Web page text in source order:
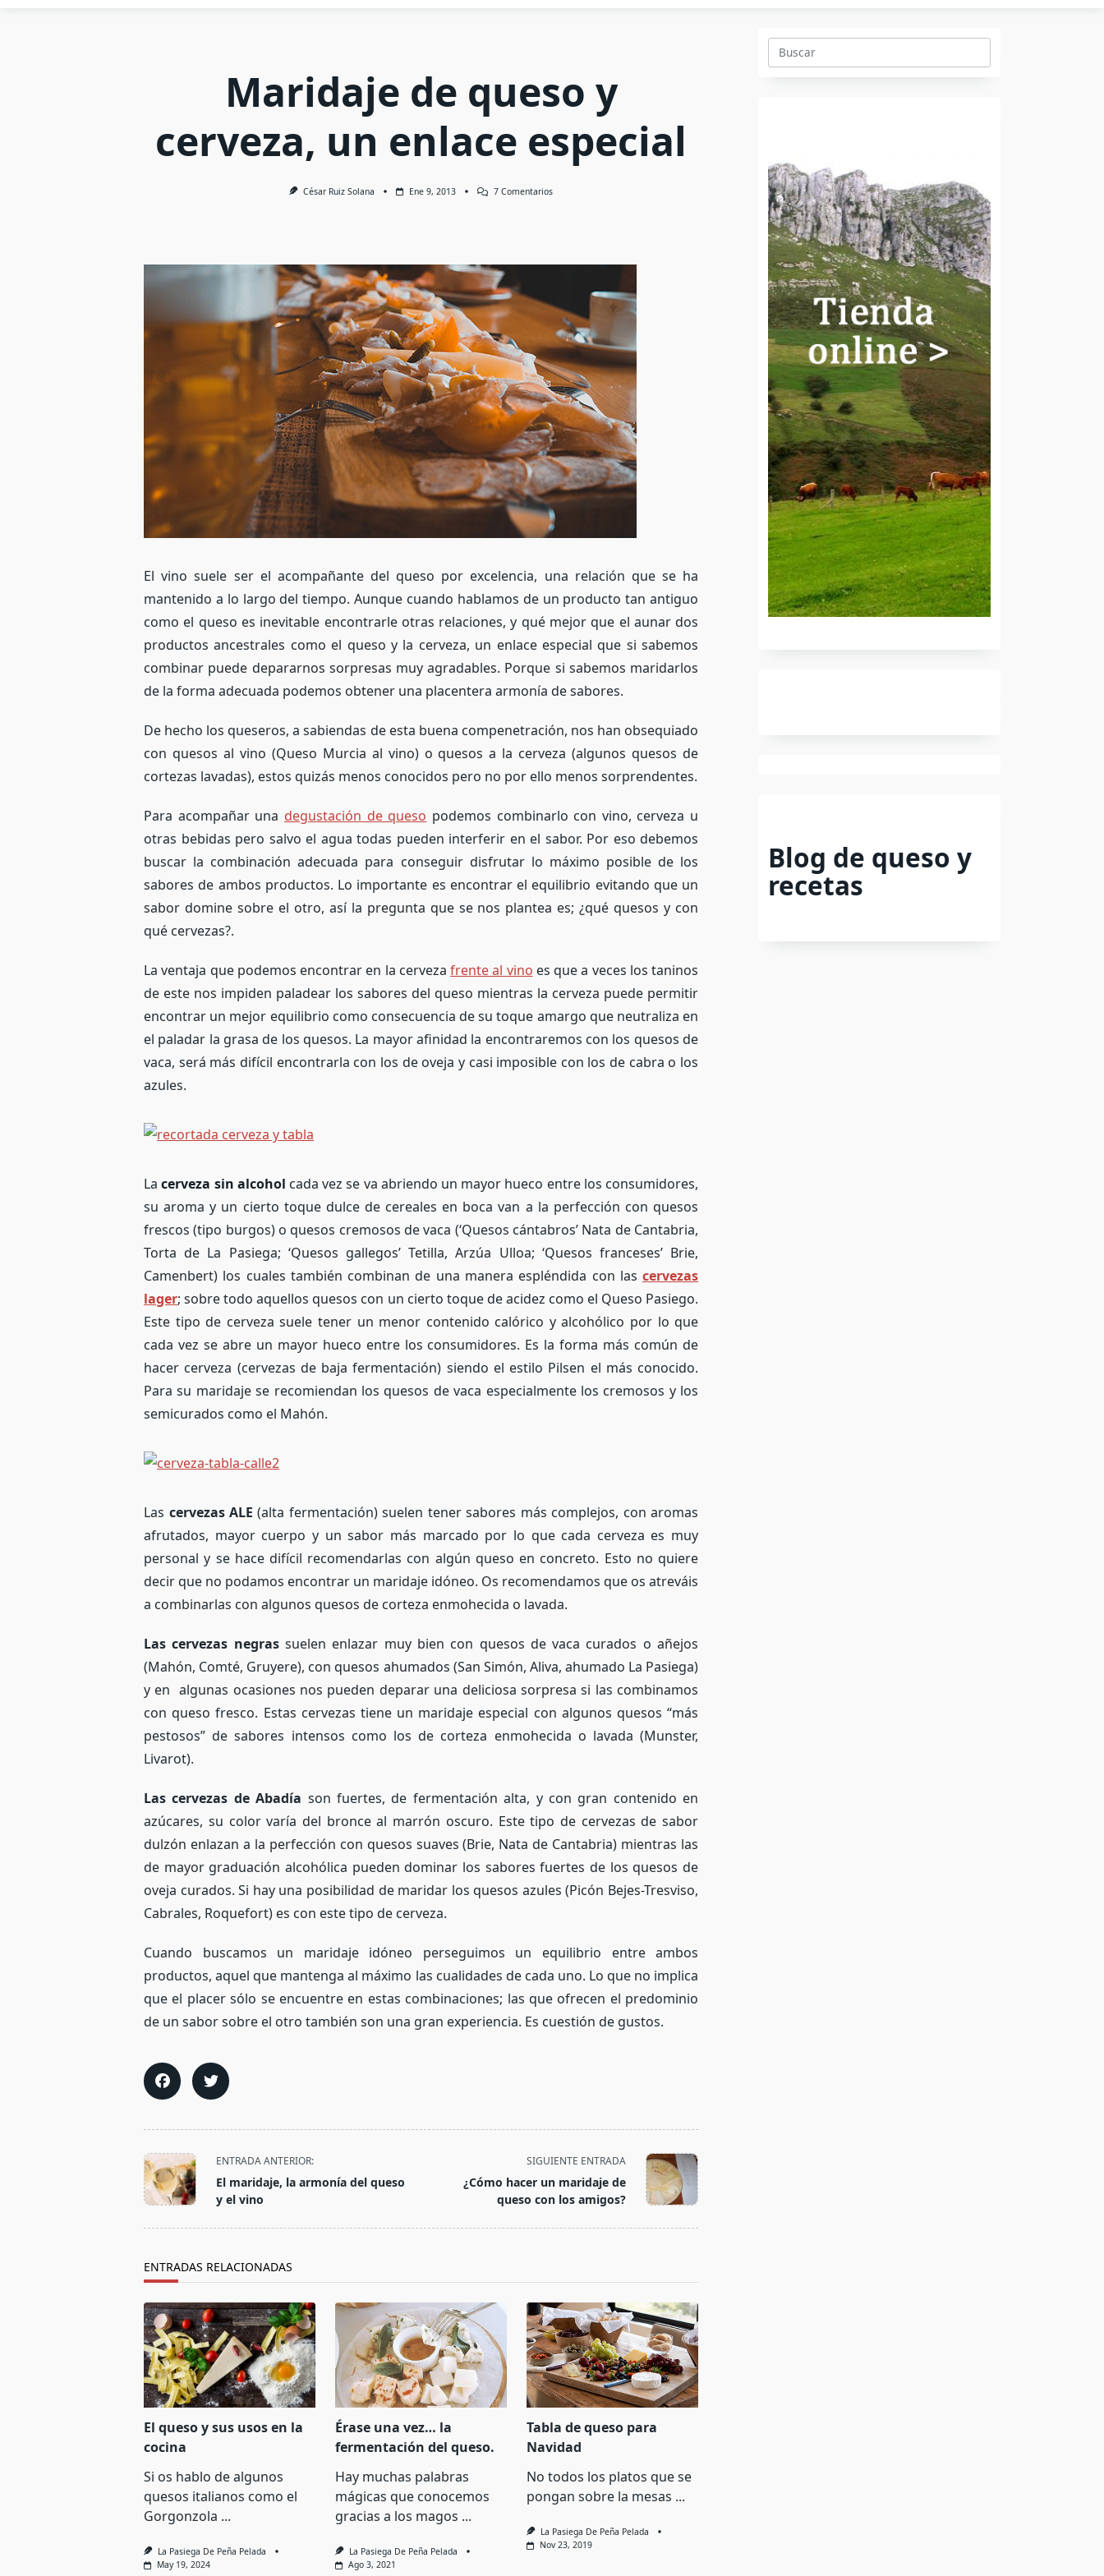
Maridaje de queso y
cerveza, un enlace especial
César Ruiz Solana Ene 9, 2013 7 ComentariosEn
Un
El vino suele ser el acompañante del queso por excelencia, una relación que se ha
mantenido a lo largo del tiempo. Aunque cuando hablamos de un producto tan antiguo
como el queso es inevitable encontrarle otras relaciones, y qué mejor que el aunar dos
productos ancestrales como el queso y la cerveza, un enlace especial que si sabemos
combinar puede depararnos sorpresas muy agradables. Porque si sabemos maridarlos
de la forma adecuada podemos obtener una placentera armonía de sabores.
De hecho los queseros, a sabiendas de esta buena compenetración, nos han obsequiado
con quesos al vino (Queso Murcia al vino) o quesos a la cerveza (algunos quesos de
cortezas lavadas), estos quizás menos conocidos pero no por ello menos sorprendentes.
Para acompañar una degustación de queso podemos combinarlo con vino, cerveza u
otras bebidas pero salvo el agua todas pueden interferir en el sabor. Por eso debemos
buscar la combinación adecuada para conseguir disfrutar lo máximo posible de los
sabores de ambos productos. Lo importante es encontrar el equilibrio evitando que un
sabor domine sobre el otro, así la pregunta que se nos plantea es; ¿qué quesos y con
qué cervezas?.
La ventaja que podemos encontrar en la cervezafrente al vino es que a veces los taninos
de este nos impiden paladear los sabores del queso mientras la cerveza puede permitir
encontrar un mejor equilibrio como consecuencia de su toque amargo que neutraliza en
el paladar la grasa de los quesos. La mayor afinidad la encontraremos con los quesos de
vaca, será más difícil encontrarla con los de oveja y casi imposible con los de cabra o los
azules.
Lacerveza sin alcohol cada vez se va abriendo un mayor hueco entre los consumidores,
su aroma y un cierto toque dulce de cereales en boca van a la perfección con quesos
frescos (tipo burgos) o quesos cremosos de vaca (‘Quesos cántabros’ Nata de Cantabria,
Torta de La Pasiega; ‘Quesos gallegos’ Tetilla, Arzúa Ulloa; ‘Quesos franceses’ Brie,
Camenbert) los cuales también combinan de una manera espléndida con lascervezas
lager; sobre todo aquellos quesos con un cierto toque de acidez como el Queso Pasiego.
Este tipo de cerveza suele tener un menor contenido calórico y alcohólico por lo que
cada vez se abre un mayor hueco entre los consumidores. Es la forma más común de
hacer cerveza (cervezas de baja fermentación) siendo el estilo Pilsen el más conocido.
Para su maridaje se recomiendan los quesos de vaca especialmente los cremosos y los
semicurados como el Mahón.
Las cervezas ALE (alta fermentación) suelen tener sabores más complejos, con aromas
afrutados, mayor cuerpo y un sabor más marcado por lo que cada cerveza es muy
personal y se hace difícil recomendarlas con algún queso en concreto. Esto no quiere
decir que no podamos encontrar un maridaje idóneo. Os recomendamos que os atreváis
a combinarlas con algunos quesos de corteza enmohecida o lavada.
Las cervezas negrassuelen enlazar muy bien con quesos de vaca curados o añejos
(Mahón, Comté, Gruyere), con quesos ahumados (San Simón, Aliva, ahumado La Pasiega)
y en algunas ocasiones nos pueden deparar una deliciosa sorpresa si las combinamos
con queso fresco. Estas cervezas tiene un maridaje especial con algunos quesos “más
pestosos” de sabores intensos como los de corteza enmohecida o lavada (Munster,
Livarot).
Las cervezas de Abadía son fuertes, de fermentación alta, y con gran contenido en
azúcares, su color varía del bronce al marrón oscuro. Este tipo de cervezas de sabor
dulzón enlazan a la perfección con quesos suaves (Brie, Nata de Cantabria) mientras las
de mayor graduación alcohólica pueden dominar los sabores fuertes de los quesos de
oveja curados. Si hay una posibilidad de maridar los quesos azules (Picón Bejes-Tresviso,
Cabrales, Roquefort) es con este tipo de cerveza.
Cuando buscamos un maridaje idóneo perseguimos un equilibrio entre ambos
productos, aquel que mantenga al máximo las cualidades de cada uno. Lo que no implica
que el placer sólo se encuentre en estas combinaciones; las que ofrecen el predominio
de un sabor sobre el otro también son una gran experiencia. Es cuestión de gustos.
<span
class="nav-
subtitle
ENTRADA ANTERIOR:
El maridaje, la armonía del queso
y el vino
SIGUIENTE ENTRADA
¿Cómo hacer un maridaje de
queso con los amigos?
ENTRADAS RELACIONADAS
El queso y sus usos en la
cocina
Si os hablo de algunos
quesos italianos como el
Gorgonzola ...
La Pasiega De Peña Pelada
May 19, 2024
Érase una vez… la
fermentación del queso.
Hay muchas palabras
mágicas que conocemos
gracias a los magos ...
La Pasiega De Peña Pelada
Ago 3, 2021
Tabla de queso para
Navidad
No todos los platos que se
pongan sobre la mesas ...
La Pasiega De Peña Pelada
Nov 23, 2019
Buscar:
Blog de queso y
recetas